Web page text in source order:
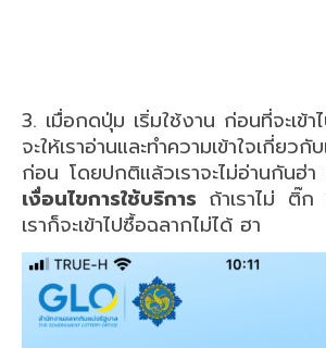
3. เมื่อกดปุ่ม เริ่มใช้งาน ก่อนที่จะเข้
จะให้เราอ่านและทำความเข้าใจเกี่ยว
ก่อน โดยปกติแล้วเราจะไม่อ่านกันฮ่
เงื่อนไขการใช้บริการ ถ้าเราไม่ ติ๊ก
เราก็จะเข้าไปซื้อฉลากไม่ได้ ฮา